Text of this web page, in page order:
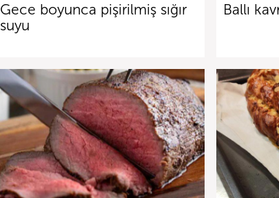
Gece boyunca pişirilmiş sığır
suyu
Ballı